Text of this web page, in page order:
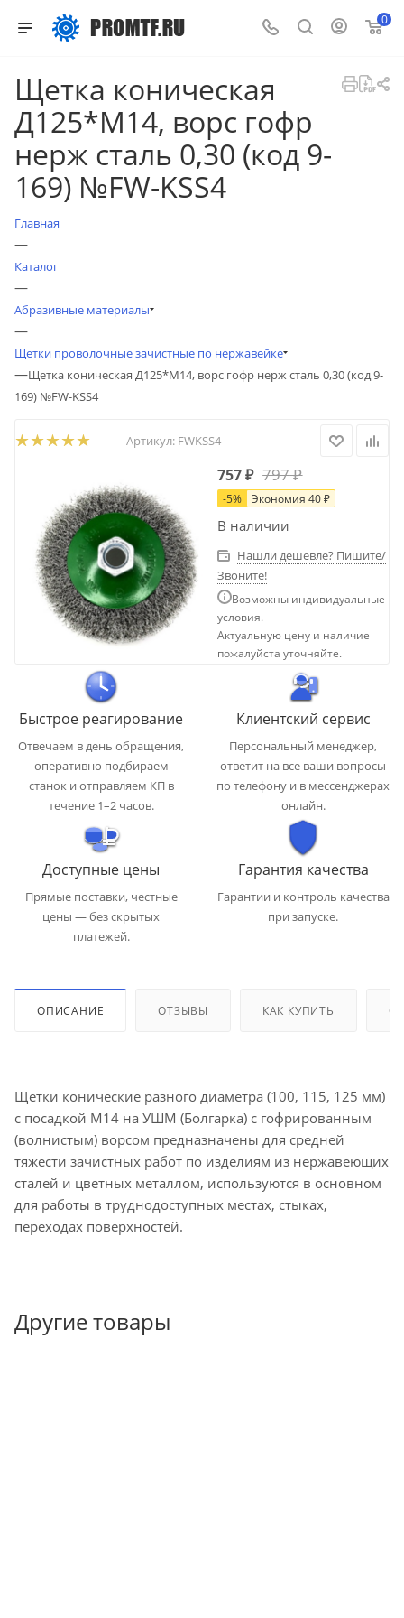
0
Щетка коническая
Д125*M14, ворс гофр
нерж сталь 0,30 (код 9-
169) №FW-KSS4
Главная
—
Каталог
—
Абразивные материалы
—
Щетки проволочные зачистные по нержавейке
—Щетка коническая Д125*M14, ворс гофр нерж сталь 0,30 (код 9-
169) №FW-KSS4
Артикул: FWKSS4
757₽ 797₽
-5% Экономия40₽
В наличии
Нашли дешевле? Пишите/
Звоните!
Возможны индивидуальные
условия.
Актуальную цену и наличие
пожалуйста уточняйте.
Быстрое реагирование
Отвечаем в день обращения,
оперативно подбираем
станок и отправляем КП в
течение 1–2 часов.
Клиентский сервис
Персональный менеджер,
ответит на все ваши вопросы
по телефону и в мессенджерах
онлайн.
Доступные цены
Прямые поставки, честные
цены — без скрытых
платежей.
Гарантия качества
Гарантии и контроль качества
при запуске.
ОПИСАНИЕ ОТЗЫВЫ КАК КУПИТЬ
Щетки конические разного диаметра (100, 115, 125 мм)
с посадкой М14 на УШМ (Болгарка) с гофрированным
(волнистым) ворсом предназначены для средней
тяжести зачистных работ по изделиям из нержавеющих
сталей и цветных металлом, используются в основном
для работы в труднодоступных местах, стыках,
переходах поверхностей.
Другие товары